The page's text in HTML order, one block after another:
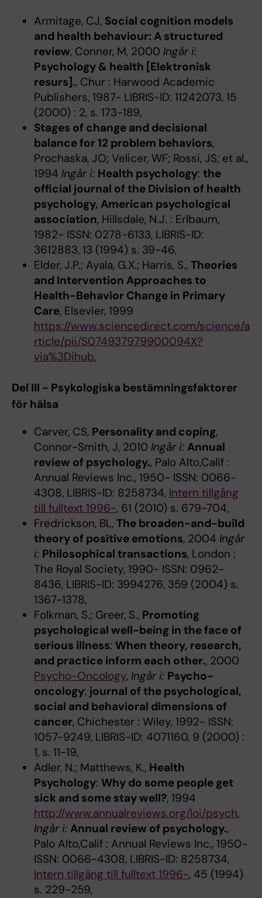
Armitage, CJ, Social cognition models
and health behaviour: A structured
review, Conner, M, 2000 Ingår i:
Psychology & health [Elektronisk
resurs]., Chur : Harwood Academic
Publishers, 1987- LIBRIS-ID: 11242073, 15
(2000) : 2, s. 173-189,
Stages of change and decisional
balance for 12 problem behaviors,
Prochaska, JO; Velicer, WF; Rossi, JS; et al.,
1994 Ingår i: Health psychology: the
official journal of the Division of health
psychology, American psychological
association, Hillsdale, N.J. : Erlbaum,
1982- ISSN: 0278-6133, LIBRIS-ID:
3612883, 13 (1994) s. 39-46,
Elder, J.P.; Ayala, G.X.; Harris, S., Theories
and Intervention Approaches to
Health-Behavior Change in Primary
Care, Elsevier, 1999
https://www.sciencedirect.com/science/a
rticle/pii/S074937979900094X?
via%3Dihub,
Del III - Psykologiska bestämningsfaktorer
för hälsa
Carver, CS, Personality and coping,
Connor-Smith, J, 2010 Ingår i: Annual
review of psychology., Palo Alto,Calif :
Annual Reviews Inc., 1950- ISSN: 0066-
4308, LIBRIS-ID: 8258734, Intern tillgång
till fulltext 1996-, 61 (2010) s. 679-704,
Fredrickson, BL, The broaden-and-build
theory of positive emotions, 2004 Ingår
i: Philosophical transactions, London :
The Royal Society, 1990- ISSN: 0962-
8436, LIBRIS-ID: 3994276, 359 (2004) s.
1367-1378,
Folkman, S.; Greer, S., Promoting
psychological well-being in the face of
serious illness: When theory, research,
and practice inform each other., 2000
Psycho-Oncology, Ingår i: Psycho-
oncology: journal of the psychological,
social and behavioral dimensions of
cancer, Chichester : Wiley, 1992- ISSN:
1057-9249, LIBRIS-ID: 4071160, 9 (2000) :
1, s. 11-19,
Adler, N.; Matthews, K., Health
Psychology: Why do some people get
sick and some stay well?, 1994
http://www.annualreviews.org/loi/psych,
Ingår i: Annual review of psychology.,
Palo Alto,Calif : Annual Reviews Inc., 1950-
ISSN: 0066-4308, LIBRIS-ID: 8258734,
Intern tillgång till fulltext 1996-, 45 (1994)
s. 229-259,